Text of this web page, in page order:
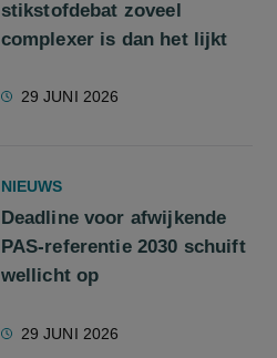
stikstofdebat zoveel
complexer is dan het lijkt
29 JUNI 2026
NIEUWS
Deadline voor afwijkende
PAS-referentie 2030 schuift
wellicht op
29 JUNI 2026